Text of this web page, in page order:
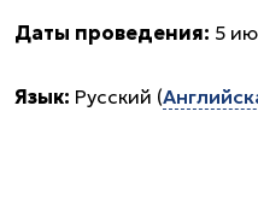
Даты проведения: 5
Язык: Русский (